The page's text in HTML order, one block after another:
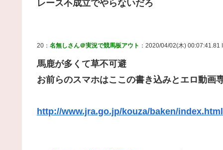
レース不成立でやらないだろ
20： 名無しさん＠実況で競馬板アウト ：2020/04/02(木) 00:07:41.81
馬鹿が多くて草不可避
お前らのスマホはここの書き込みとエロ動画
http://www.jra.go.jp/kouza/baken/